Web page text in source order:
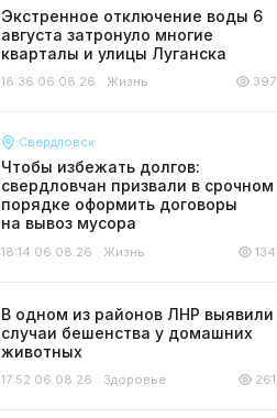
Экстренное отключение воды 6
августа затронуло многие
кварталы и улицы Луганска
18:36 06.08.26 Жизнь 397
Свердловск
Чтобы избежать долгов:
свердловчан призвали в срочном
порядке оформить договоры
на вывоз мусора
18:14 06.08.26 Жизнь 134
В одном из районов ЛНР выявили
случаи бешенства у домашних
животных
17:52 06.08.26 Здоровье 261